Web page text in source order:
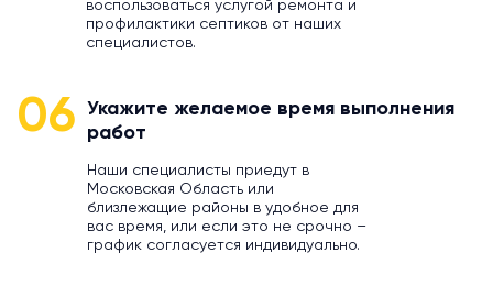
воспользоваться услугой ремонта и
профилактики септиков от наших
специалистов.
06
Укажите желаемое время выполнения
работ
Наши специалисты приедут в
Московская Область или
близлежащие районы в удобное для
вас время, или если это не срочно –
график согласуется индивидуально.